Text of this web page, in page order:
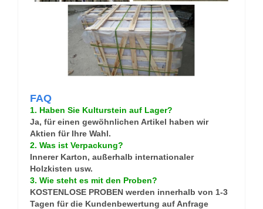
FAQ
1. Haben Sie Kulturstein auf Lager?
Ja, für einen gewöhnlichen Artikel haben wir
Aktien für Ihre Wahl.
2. Was ist Verpackung?
Innerer Karton, außerhalb internationaler
Holzkisten usw.
3. Wie steht es mit den Proben?
KOSTENLOSE PROBEN werden innerhalb von 1-3
Tagen für die Kundenbewertung auf Anfrage